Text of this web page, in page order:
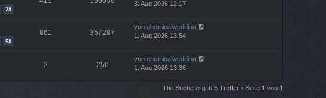
28
3. Aug 2026 12:17
58
861 357287
von chemicalwedding
1. Aug 2026 13:54
2 250
von chemicalwedding
1. Aug 2026 13:36
Die Suche ergab 5 Treffer • Seite 1 von 1